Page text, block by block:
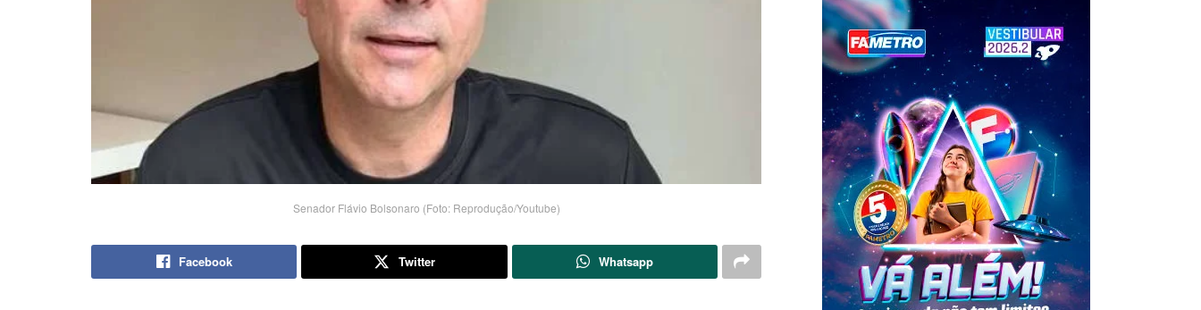
Senador Flávio Bolsonaro (Foto: Reprodução/Youtube)
Facebook Twitter Whatsapp